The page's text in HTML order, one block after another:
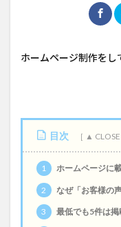
ホームページ制作をし
目次
1 ホームページに
2 なぜ「お客様の
3 最低でも5件は